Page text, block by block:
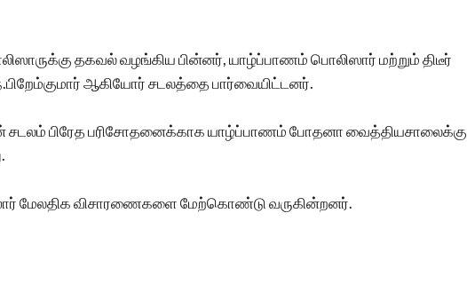
தகவல் வழங்கிய பின்னர், யாழ்ப்பாணம் பொலிஸார் மற்றும் திடீர்
ஆகியோர் சடலத்தை பார்வையிட்டனர்.
சடலம் பிரேத பரிசோதனைக்காக யாழ்ப்பாணம் போதனா வைத்தியசாலைக்கு
மேலதிக விசாரணைகளை மேற்கொண்டு வருகின்றனர்.